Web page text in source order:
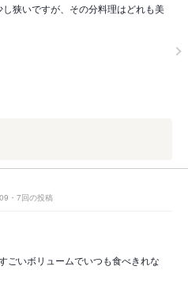
狭いですが、その分料理はどれも美
・7回の投稿
ごいボリュームでいつも食べきれな